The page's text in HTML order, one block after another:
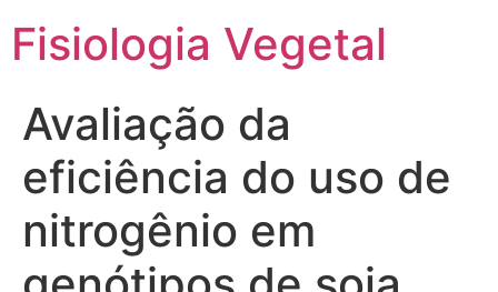
Fisiologia Vegetal
Avaliação da
eficiência do uso de
nitrogênio em